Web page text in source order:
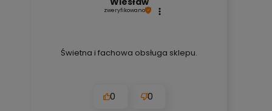
zweryfikowano
Świetna i fachowa obsługa sklepu.
0 0